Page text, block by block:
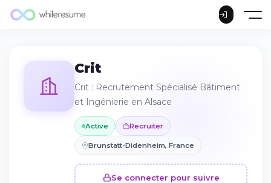
Crit
Crit : Recrutement Spécialisé Bâtiment
et Ingénierie en Alsace
Active Recruiter
Brunstatt-Didenheim, France
Se connecter pour suivre